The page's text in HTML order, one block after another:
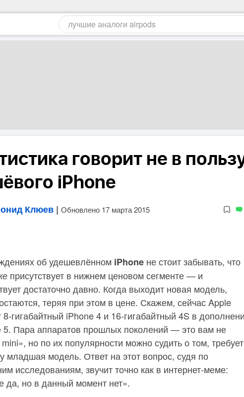
говорит не в
iPhone
Клюев | Обновлено 17 марта 2015
об удешевлённом iPhone не стоит забывать, что
присутствует в нижнем ценовом сегменте — и
достаточно давно. Когда выходит новая модель,
теряя при этом в цене. Скажем, сейчас Apple
8-гигабайтный iPhone 4 и 16-гигабайтный 4S в
5. Пара аппаратов прошлых поколений — это вам не
но по их популярности можно судить о том,
младшая модель. Ответ на этот вопрос, судя по
исследованиям, звучит точно как в интернет-меме:
да, но в данный момент нет».